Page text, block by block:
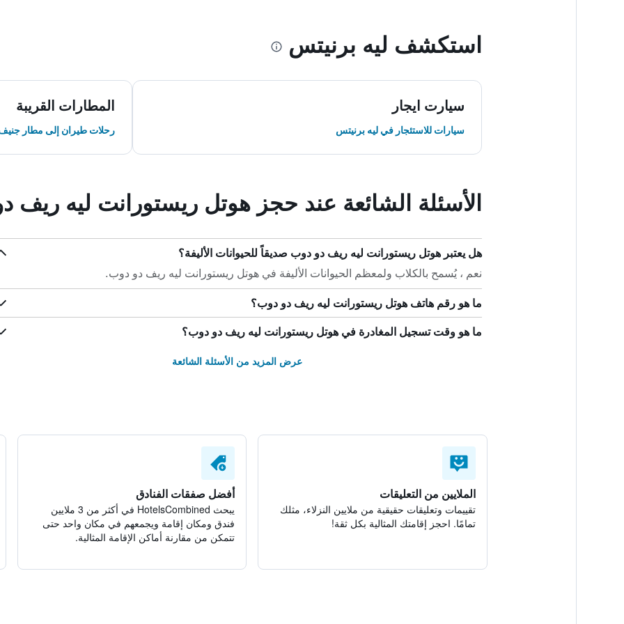
استكشف ليه برنيتس
سيارت ايجار
سيارات للاستئجار في ليه برنيتس
المطارات القريبة
رحلات طيران إلى مطار
الأسئلة الشائعة عند حجز هوتل ريستورانت ليه ريف
هل يعتبر هوتل ريستورانت ليه ريف دو دوب صديقاً للحيوانات الأليفة؟
نعم ، يُسمح بالكلاب ولمعظم الحيوانات الأليفة في هوتل ريستورانت ليه ريف دو دوب.
ما هو رقم هاتف هوتل ريستورانت ليه ريف دو دوب؟
ما هو وقت تسجيل المغادرة في هوتل ريستورانت ليه ريف دو دوب؟
عرض المزيد من الأسئلة الشائعة
الملايين من التعليقات
تقييمات وتعليقات حقيقية من ملايين النزلاء، مثلك
تمامًا. احجز إقامتك المثالية بكل ثقة!
أفضل صفقات الفنادق
يبحث HotelsCombined في أكثر من 3 ملايين
فندق ومكان إقامة ويجمعهم في مكان واحد حتى
تتمكن من مقارنة أماكن الإقامة المثالية.